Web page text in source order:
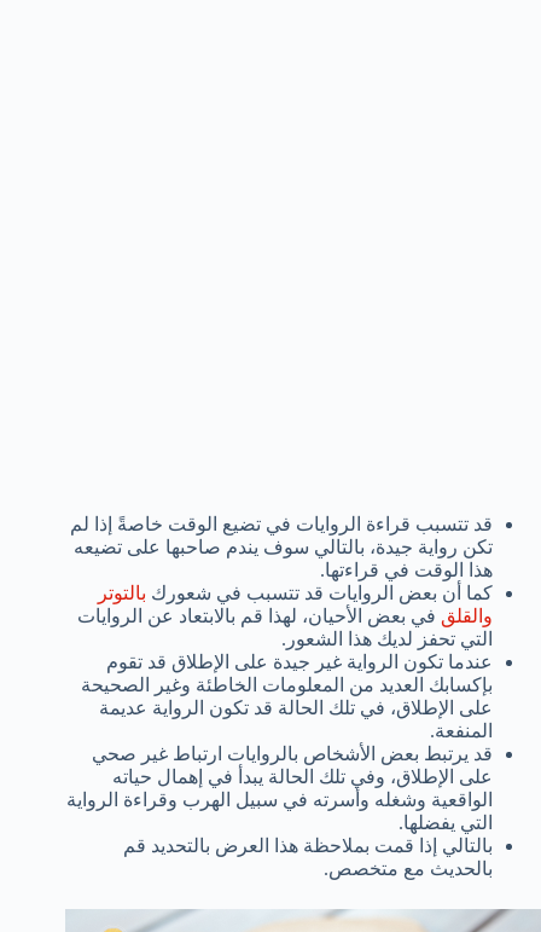
قد تتسبب قراءة الروايات في تضيع الوقت خاصةً إذا لم
تكن رواية جيدة، بالتالي سوف يندم صاحبها على تضيعه
هذا الوقت في قراءتها.
كما أن بعض الروايات قد تتسبب في شعورك بالتوتر
والقلق في بعض الأحيان، لهذا قم بالابتعاد عن الروايات
التي تحفز لديك هذا الشعور.
عندما تكون الرواية غير جيدة على الإطلاق قد تقوم
بإكسابك العديد من المعلومات الخاطئة وغير الصحيحة
على الإطلاق، في تلك الحالة قد تكون الرواية عديمة
المنفعة.
قد يرتبط بعض الأشخاص بالروايات ارتباط غير صحي
على الإطلاق، وفي تلك الحالة يبدأ في إهمال حياته
الواقعية وشغله وأسرته في سبيل الهرب وقراءة الرواية
التي يفضلها.
بالتالي إذا قمت بملاحظة هذا العرض بالتحديد قم
بالحديث مع متخصص.